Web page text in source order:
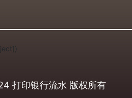
打印银行流水 版权所有